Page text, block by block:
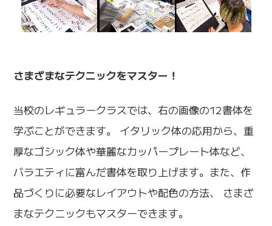
さまざまなテクニックをマスター！
当校のレギュラークラスでは、右の画像の12書体を
学ぶことができます。 イタリック体の応用から、重
厚なゴシック体や華麗なカッパープレート体など、
バラエティに富んだ書体を取り上げます。また、作
品づくりに必要なレイアウトや配色の方法、 さまざ
まなテクニックもマスターできます。